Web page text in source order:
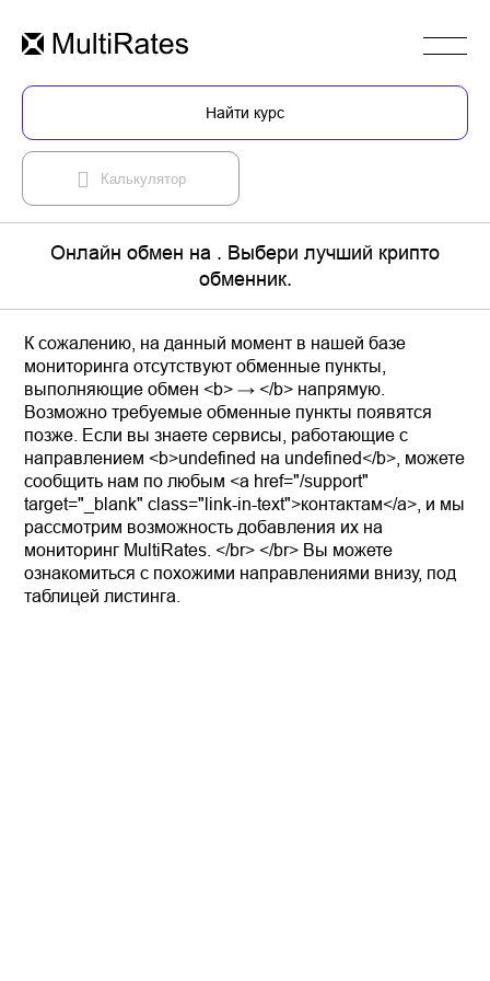
Найти курс
Калькулятор
Онлайн обмен на . Выбери лучший крипто
обменник.
К сожалению, на данный момент в нашей базе
мониторинга отсутствуют обменные пункты,
выполняющие обмен <b> → </b> напрямую.
Возможно требуемые обменные пункты появятся
позже. Если вы знаете сервисы, работающие с
направлением <b>undefined на undefined</b>, можете
сообщить нам по любым <a href="/support"
target="_blank" class="link-in-text">контактам</a>, и мы
рассмотрим возможность добавления их на
мониторинг MultiRates. </br> </br> Вы можете
ознакомиться с похожими направлениями внизу, под
таблицей листинга.